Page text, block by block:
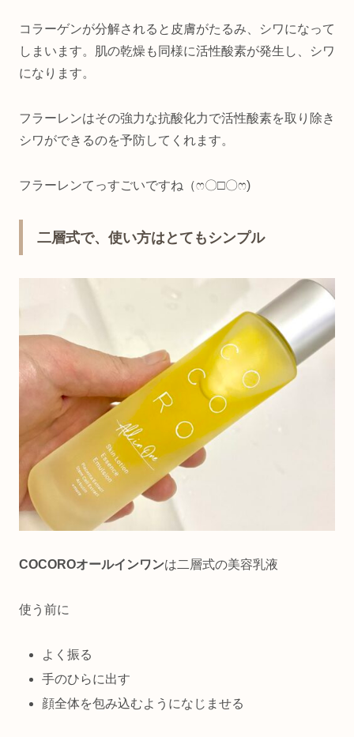
コラーゲンが分解されると皮膚がたるみ、シワになって
しまいます。肌の乾燥も同様に活性酸素が発生し、シワ
になります。
フラーレンはその強力な抗酸化力で活性酸素を取り除き
シワができるのを予防してくれます。
フラーレンてっすごいですね（ෆ‪‪〇□〇ෆ‪‪)
二層式で、使い方はとてもシンプル
COCOROオールインワンは二層式の美容乳液
使う前に
よく振る
手のひらに出す
顔全体を包み込むようになじませる